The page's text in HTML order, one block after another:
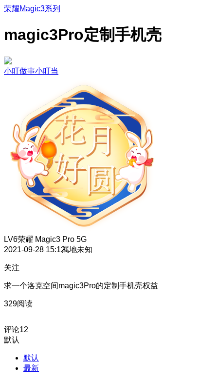
荣耀Magic3系列
magic3Pro定制手机壳
小叮做事小叮当
LV6荣耀 Magic3 Pro 5G
2021-09-28 15:12属地未知
关注
求一个洛克空间magic3Pro的定制手机壳权益
329阅读
评论12
默认
默认
最新